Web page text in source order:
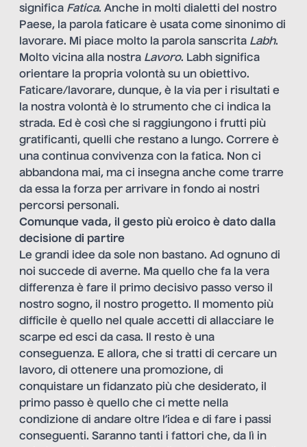
significa Fatica. Anche in molti dialetti del nostro
Paese, la parola faticare è usata come sinonimo di
lavorare. Mi piace molto la parola sanscrita Labh.
Molto vicina alla nostra Lavoro. Labh significa
orientare la propria volontà su un obiettivo.
Faticare/lavorare, dunque, è la via per i risultati e
la nostra volontà è lo strumento che ci indica la
strada. Ed è così che si raggiungono i frutti più
gratificanti, quelli che restano a lungo. Correre è
una continua convivenza con la fatica. Non ci
abbandona mai, ma ci insegna anche come trarre
da essa la forza per arrivare in fondo ai nostri
percorsi personali.
Comunque vada, il gesto più eroico è dato dalla
decisione di partire
Le grandi idee da sole non bastano. Ad ognuno di
noi succede di averne. Ma quello che fa la vera
differenza è fare il primo decisivo passo verso il
nostro sogno, il nostro progetto. Il momento più
difficile è quello nel quale accetti di allacciare le
scarpe ed esci da casa. Il resto è una
conseguenza. E allora, che si tratti di cercare un
lavoro, di ottenere una promozione, di
conquistare un fidanzato più che desiderato, il
primo passo è quello che ci mette nella
condizione di andare oltre l’idea e di fare i passi
conseguenti. Saranno tanti i fattori che, da lì in